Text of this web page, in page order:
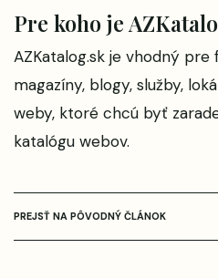
Pre koho je
AZKatalog.sk je vhodný pre
magazíny, blogy, služby,
weby, ktoré chcú byť
katalógu webov.
PREJSŤ NA PÔVODNÝ ČLÁNOK